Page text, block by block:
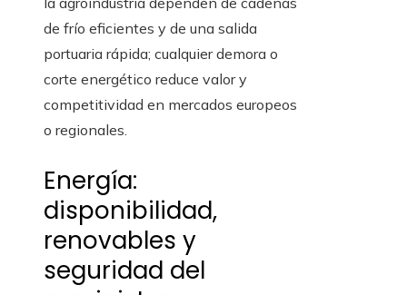
de frío eficientes y de una salida
portuaria rápida; cualquier demora o
corte energético reduce valor y
competitividad en mercados europeos
o regionales.
Energía:
disponibilidad,
renovables y
seguridad del